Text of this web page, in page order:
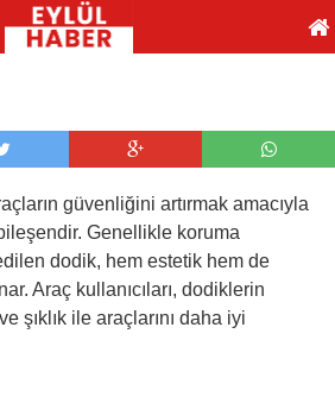
güvenliğini artırmak amacıyla
Genellikle koruma
dodik, hem estetik hem de
Araç kullanıcıları, dodiklerin
şıklık ile araçlarını daha iyi